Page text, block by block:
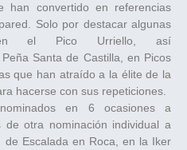
han convertido en referencias
Solo por destacar algunas
el Pico Urriello, así
Santa de Castilla, en Picos
que han atraído a la élite de la
hacerse con sus repeticiones.
en 6 ocasiones a
de otra nominación individual a
Escalada en Roca, en la Iker